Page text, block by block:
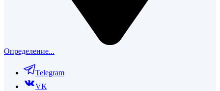
Определение...
Telegram
VK